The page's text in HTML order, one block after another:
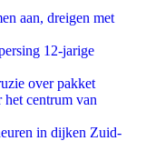
aan, dreigen met
12-jarige
over pakket
centrum van
in dijken Zuid-